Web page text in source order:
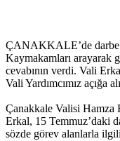
ÇANAKKALE’de darbe
Kaymakamları arayarak
cevabının verdi. Vali
Vali Yardımcımız açığa
Çanakkale Valisi Hamza
Erkal, 15 Temmuz’daki
sözde görev alanlarla